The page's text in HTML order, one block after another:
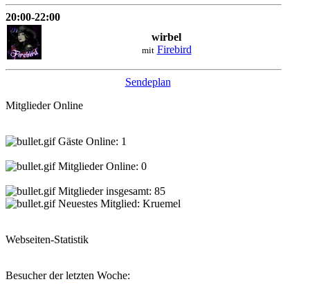
20:00-22:00
wirbel
mit Firebird
Sendeplan
Mitglieder Online
Gäste Online: 1
Mitglieder Online: 0
Mitglieder insgesamt: 85
Neuestes Mitglied: Kruemel
Webseiten-Statistik
Besucher der letzten Woche: